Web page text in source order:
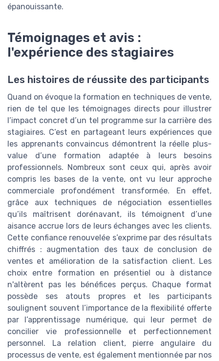
épanouissante.
Témoignages et avis :
l'expérience des stagiaires
Les histoires de réussite des participants
Quand on évoque la formation en techniques de vente,
rien de tel que les témoignages directs pour illustrer
l’impact concret d’un tel programme sur la carrière des
stagiaires. C’est en partageant leurs expériences que
les apprenants convaincus démontrent la réelle plus-
value d’une formation adaptée à leurs besoins
professionnels. Nombreux sont ceux qui, après avoir
compris les bases de la vente, ont vu leur approche
commerciale profondément transformée. En effet,
grâce aux techniques de négociation essentielles
qu’ils maîtrisent dorénavant, ils témoignent d’une
aisance accrue lors de leurs échanges avec les clients.
Cette confiance renouvelée s’exprime par des résultats
chiffrés : augmentation des taux de conclusion de
ventes et amélioration de la satisfaction client. Les
choix entre formation en présentiel ou à distance
n'altèrent pas les bénéfices perçus. Chaque format
possède ses atouts propres et les participants
soulignent souvent l’importance de la flexibilité offerte
par l’apprentissage numérique, qui leur permet de
concilier vie professionnelle et perfectionnement
personnel. La relation client, pierre angulaire du
processus de vente, est également mentionnée par nos